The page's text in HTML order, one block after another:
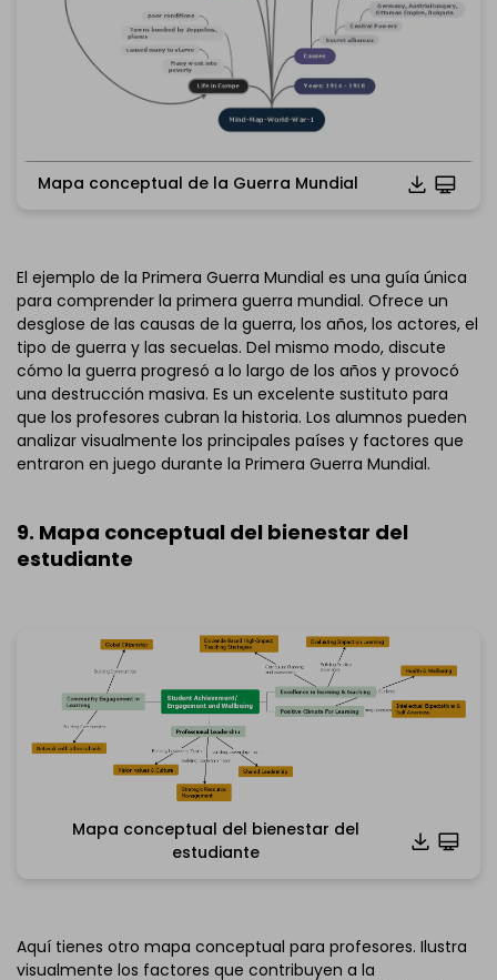
Haz clic para descargar y utilizar esta plantilla.
*El archivo emmxnecesita abrirse en EdrawMind.
Si aún no tienes EdrawMind, descarga EdrawMindgratis
abajo.
También puedes probar EdrawMind Onlinegratis
abajo.
Mapa conceptual de la Guerra Mundial
El ejemplo de la Primera Guerra Mundial es una guía única
para comprender la primera guerra mundial. Ofrece un
desglose de las causas de la guerra, los años, los actores, el
tipo de guerra y las secuelas. Del mismo modo, discute
cómo la guerra progresó a lo largo de los años y provocó
una destrucción masiva. Es un excelente sustituto para
que los profesores cubran la historia. Los alumnos pueden
analizar visualmente los principales países y factores que
entraron en juego durante la Primera Guerra Mundial.
9. Mapa conceptual del bienestar del
estudiante
Haz clic para descargar y utilizar esta plantilla.
emmxnecesita abrirse en EdrawMind.
abajo.
Mapa conceptual del bienestar del
estudiante
Aquí tienes otro mapa conceptual para profesores. Ilustra
visualmente los factores que contribuyen a la